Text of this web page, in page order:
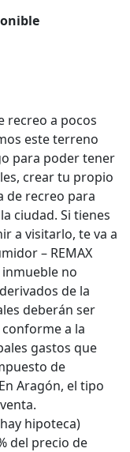
recreo a pocos
este terreno
para poder tener
crear tu propio
de recreo para
ciudad. Si tienes
a visitarlo, te va a
– REMAX
no
de la
deberán ser
a la
gastos que
de
Aragón, el tipo
hipoteca)
del precio de